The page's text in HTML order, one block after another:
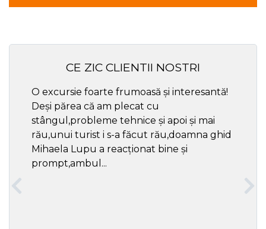
CE ZIC CLIENTII NOSTRI
O excursie foarte frumoasă și interesantă!
Deși părea că am plecat cu
stângul,probleme tehnice și apoi și mai
rău,unui turist i s-a făcut rău,doamna ghid
Mihaela Lupu a reacționat bine și
prompt,ambul...